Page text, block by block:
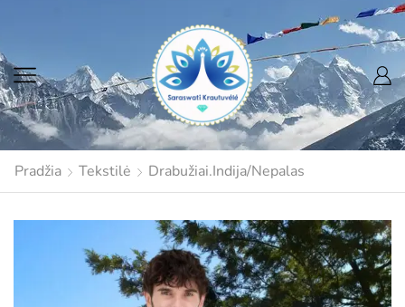
Pradžia Tekstilė Drabužiai.Indija/Nepalas